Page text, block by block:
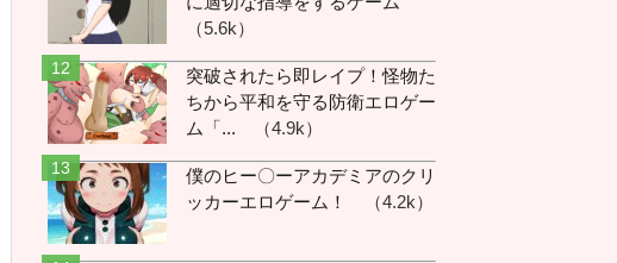
わら猫 :
蓮 :
晴喜 :強くハグしすぎっす
わら猫 :晴喜vs
す :おやつ
アリア :kこれでどうだ
華蓮 :
（5.6k）
突破されたら即レイプ！怪物た
ちから平和を守る防衛エロゲー
ム「... （4.9k）
僕のヒー〇ーアカデミアのクリ
ッカーエロゲーム！
（4.2k）